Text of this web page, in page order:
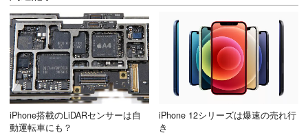
iPhone搭載のLiDARセンサーは自
動運転車にも？
iPhone 12シリーズは爆速の売れ行
き